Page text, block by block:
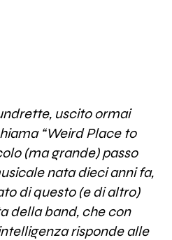
uscito ormai
“Weird Place to
(ma grande) passo
nata dieci anni fa,
di questo (e di altro)
della band, che con
risponde alle